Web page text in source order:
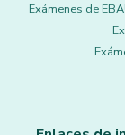
Exámenes de